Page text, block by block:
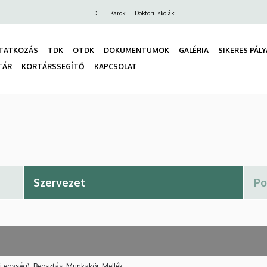
DE Karok Doktori iskolák
TDK OTDK DOKUMENTUMOK GALÉRIA
SIKERES
KORTÁRSSEGÍTŐ KAPCSOLAT